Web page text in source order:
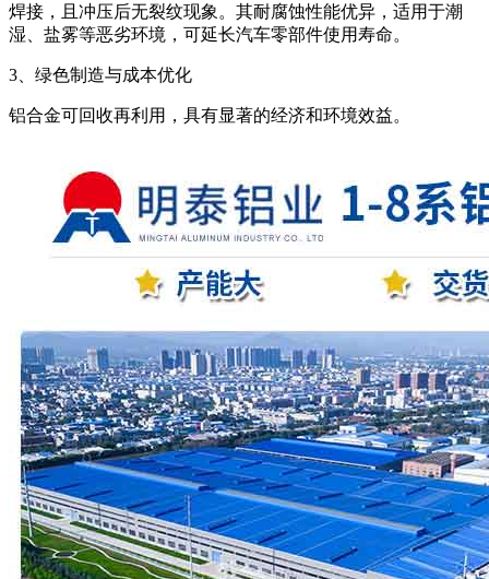
焊接，且冲压后无裂纹现象。其耐腐蚀性能优异，适用于潮
湿、盐雾等恶劣环境，可延长汽车零部件使用寿命。
3、绿色制造与成本优化
铝合金可回收再利用，具有显著的经济和环境效益。